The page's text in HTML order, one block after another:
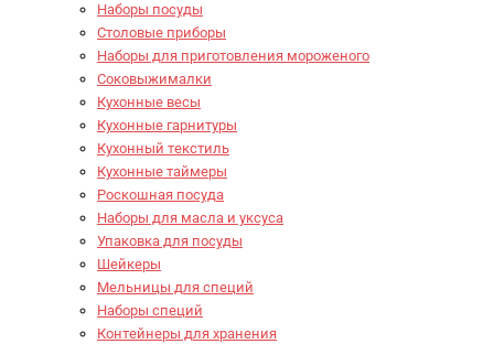
Наборы посуды
Столовые приборы
Наборы для приготовления мороженого
Соковыжималки
Кухонные весы
Кухонные гарнитуры
Кухонный текстиль
Кухонные таймеры
Роскошная посуда
Наборы для масла и уксуса
Упаковка для посуды
Шейкеры
Мельницы для специй
Наборы специй
Контейнеры для хранения